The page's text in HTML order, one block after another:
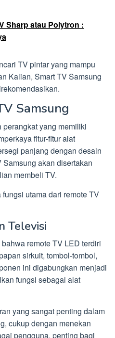
Sharp atau Polytron :
TV pintar yang mampu
Kalian, Smart TV Samsung
Samsung
yang memiliki
fitur-fitur alat
panjang dengan desain
akan disertakan
membeli TV.
utama dari remote TV
Televisi
remote TV LED terdiri
sirkuit, tombol-tombol,
ini digabungkan menjadi
fungsi sebagai alat
yang sangat penting dalam
cukup dengan menekan
pengguna, penting bagi